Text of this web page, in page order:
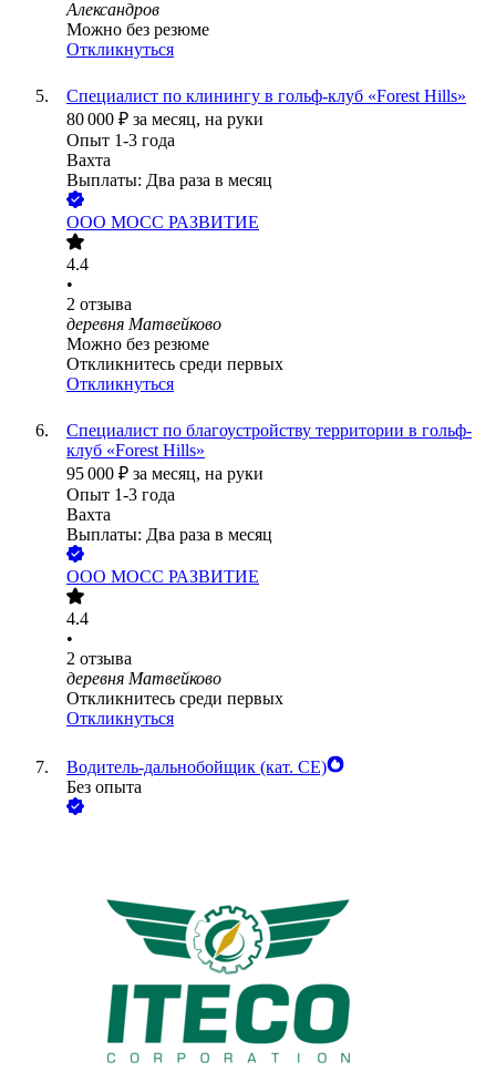
Александров
Можно без резюме
Откликнуться
Специалист по клинингу в гольф-клуб «Forest Hills»
80 000 ₽ за месяц, на руки
Опыт 1-3 года
Вахта
Выплаты: Два раза в месяц
ООО МОСС РАЗВИТИЕ
4.4
•
2 отзыва
деревня Матвейково
Можно без резюме
Откликнитесь среди первых
Откликнуться
Специалист по благоустройству территории в гольф-
клуб «Forest Hills»
95 000 ₽ за месяц, на руки
Опыт 1-3 года
Вахта
Выплаты: Два раза в месяц
ООО МОСС РАЗВИТИЕ
4.4
•
2 отзыва
деревня Матвейково
Откликнитесь среди первых
Откликнуться
Водитель-дальнобойщик (кат. CE)
Без опыта